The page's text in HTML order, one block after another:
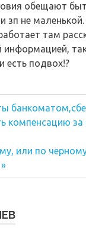
обещают
зп не маленькой.
там
информацией,
есть подвох!?
компенсацию
или по